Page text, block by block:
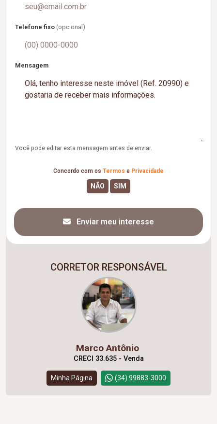
Telefone fixo (opcional)
Mensagem
Você pode editar esta mensagem antes de enviar.
Concordo com os Termos e Privacidade
Enviar meu interesse
CORRETOR RESPONSÁVEL
Marco Antônio
CRECI 33.635 - Venda
Minha Página (34) 99883-3000